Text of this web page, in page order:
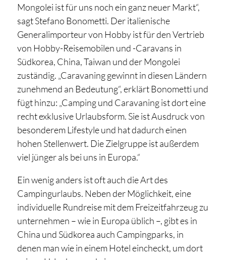
Mongolei ist für uns noch ein ganz neuer Markt“,
sagt Stefano Bonometti. Der italienische
Generalimporteur von Hobby ist für den Vertrieb
von Hobby-Reisemobilen und -Caravans in
Südkorea, China, Taiwan und der Mongolei
zuständig. „Caravaning gewinnt in diesen Ländern
zunehmend an Bedeutung“, erklärt Bonometti und
fügt hinzu: „Camping und Caravaning ist dort eine
recht exklusive Urlaubsform. Sie ist Ausdruck von
besonderem Lifestyle und hat dadurch einen
hohen Stellenwert. Die Zielgruppe ist außerdem
viel jünger als bei uns in Europa.“
Ein wenig anders ist oft auch die Art des
Campingurlaubs. Neben der Möglichkeit, eine
individuelle Rundreise mit dem Freizeitfahrzeug zu
unternehmen – wie in Europa üblich –, gibt es in
China und Südkorea auch Campingparks, in
denen man wie in einem Hotel eincheckt, um dort